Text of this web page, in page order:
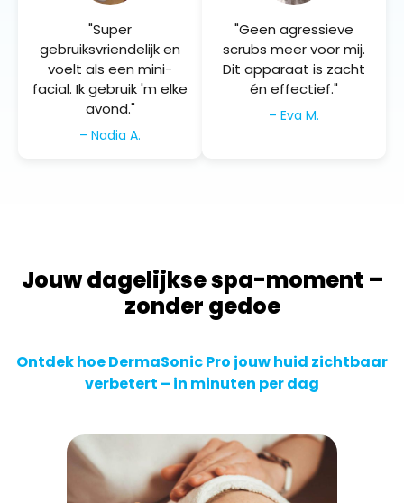
"Super
gebruiksvriendelijk en
voelt als een mini-
facial. Ik gebruik 'm elke
avond."
– Nadia A.
"Geen agressieve
scrubs meer voor mij.
Dit apparaat is zacht
én effectief."
– Eva M.
Jouw dagelijkse spa-moment –
zonder gedoe
Ontdek hoe DermaSonic Pro jouw huid zichtbaar
verbetert – in minuten per dag